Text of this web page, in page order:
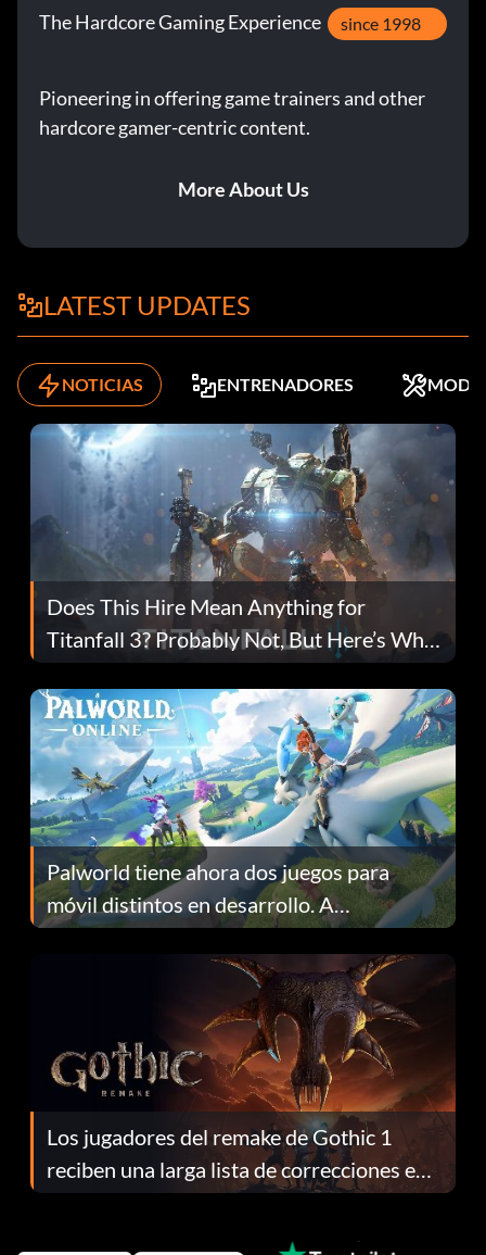
The Hardcore Gaming Experience since 1998
Pioneering in offering game trainers and other
hardcore gamer-centric content.
More About Us
LATEST UPDATES
NOTICIAS ENTRENADORES MODS
Does This Hire Mean Anything for
Titanfall 3? Probably Not, But Here’s Why
Fans Are Hopeful
Palworld tiene ahora dos juegos para
móvil distintos en desarrollo. A
continuación te explicamos por qué.
Los jugadores del remake de Gothic 1
reciben una larga lista de correcciones en
el parche 1.0.4